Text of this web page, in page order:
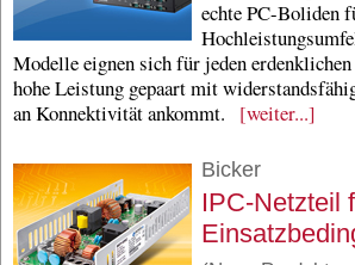
echte PC-Boliden
Modelle eignen sich für jeden
hohe Leistung gepaart mit
an Konnektivität ankommt. [weiter...]
Bicker
IPC-Netzteil